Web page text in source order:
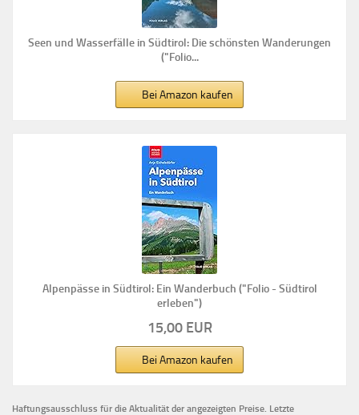
Seen und Wasserfälle in Südtirol: Die schönsten Wanderungen
("Folio...
Bei Amazon kaufen
Alpenpässe in Südtirol: Ein Wanderbuch ("Folio - Südtirol
erleben")
15,00 EUR
Bei Amazon kaufen
Haftungsausschluss für die Aktualität der angezeigten Preise. Letzte